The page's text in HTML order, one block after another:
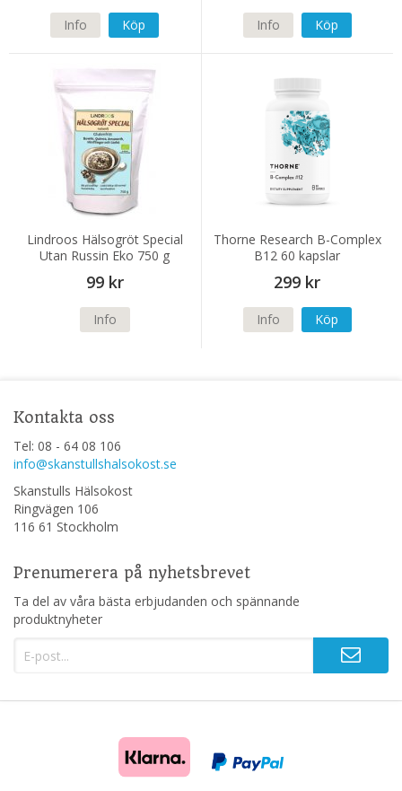
Info Köp Info Köp
Lindroos Hälsogröt Special
Utan Russin Eko 750 g
99 kr
Info
Thorne Research B-Complex
B12 60 kapslar
299 kr
Info Köp
Kontakta oss
Tel: 08 - 64 08 106
info@skanstullshalsokost.se
Skanstulls Hälsokost
Ringvägen 106
116 61 Stockholm
Prenumerera på nyhetsbrevet
Ta del av våra bästa erbjudanden och spännande
produktnyheter